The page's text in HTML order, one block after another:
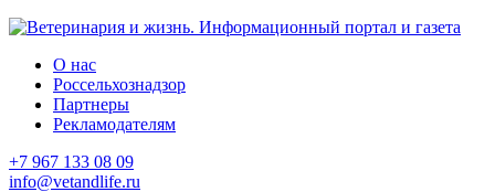
О нас
Россельхознадзор
Партнеры
Рекламодателям
+7 967 133 08 09
info@vetandlife.ru